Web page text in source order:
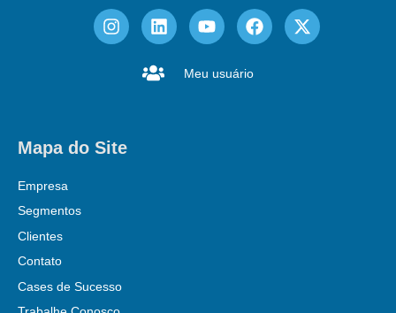
Meu usuário
Mapa do Site
Empresa
Segmentos
Clientes
Contato
Cases de Sucesso